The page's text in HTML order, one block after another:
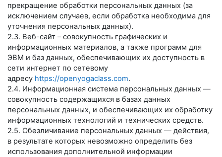
прекращение обработки персональных данных (за
исключением случаев, если обработка необходима для
уточнения персональных данных).
2.3. Веб-сайт – совокупность графических и
информационных материалов, а также программ для
ЭВМ и баз данных, обеспечивающих их доступность в
сети интернет по сетевому
адресу https://openyogaclass.com.
2.4. Информационная система персональных данных —
совокупность содержащихся в базах данных
персональных данных, и обеспечивающих их обработку
информационных технологий и технических средств.
2.5. Обезличивание персональных данных — действия,
в результате которых невозможно определить без
использования дополнительной информации